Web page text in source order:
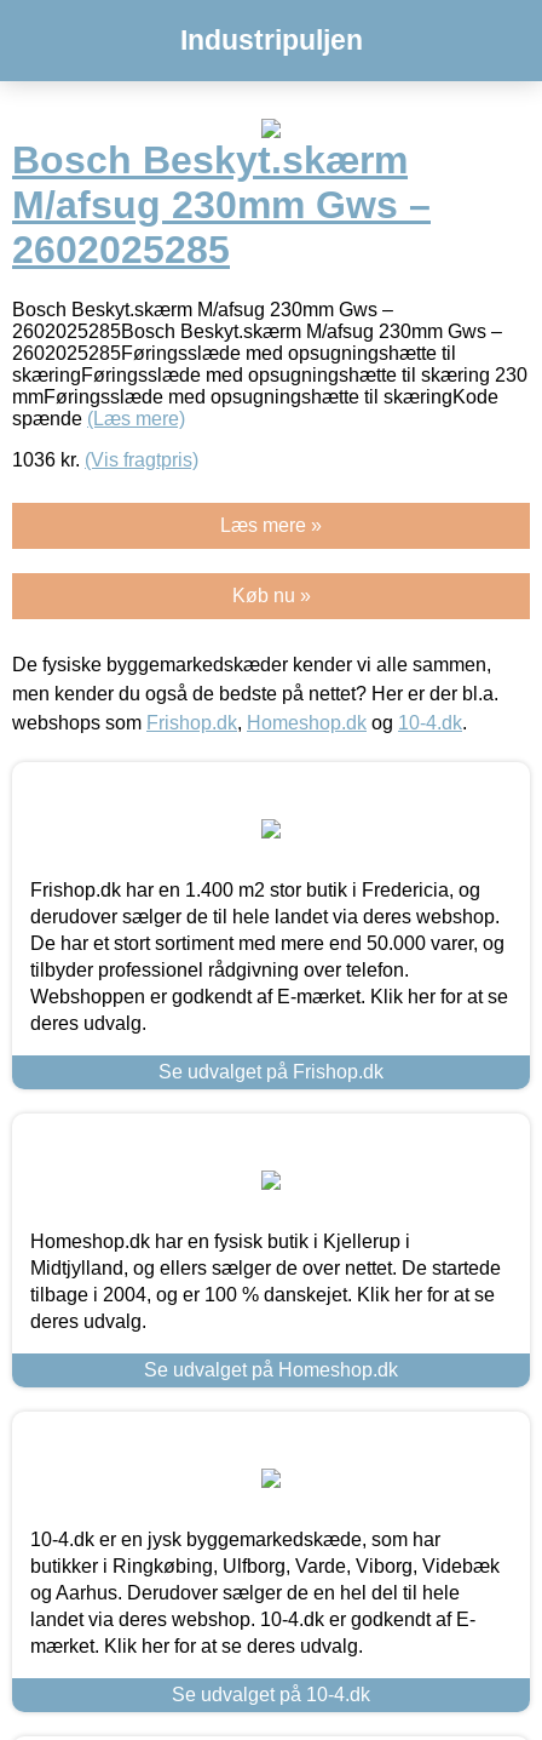
Industripuljen
Bosch Beskyt.skærm
M/afsug 230mm Gws –
2602025285
Bosch Beskyt.skærm M/afsug 230mm Gws –
2602025285Bosch Beskyt.skærm M/afsug 230mm Gws –
2602025285Føringsslæde med opsugningshætte til
skæringFøringsslæde med opsugningshætte til skæring 230
mmFøringsslæde med opsugningshætte til skæringKode
spænde (Læs mere)
1036 kr. (Vis fragtpris)
Læs mere »
Køb nu »
De fysiske byggemarkedskæder kender vi alle sammen,
men kender du også de bedste på nettet? Her er der bl.a.
webshops som Frishop.dk, Homeshop.dk og 10-4.dk.
Frishop.dk har en 1.400 m2 stor butik i Fredericia, og
derudover sælger de til hele landet via deres webshop.
De har et stort sortiment med mere end 50.000 varer, og
tilbyder professionel rådgivning over telefon.
Webshoppen er godkendt af E-mærket. Klik her for at se
deres udvalg.
Se udvalget på Frishop.dk
Homeshop.dk har en fysisk butik i Kjellerup i
Midtjylland, og ellers sælger de over nettet. De startede
tilbage i 2004, og er 100 % danskejet. Klik her for at se
deres udvalg.
Se udvalget på Homeshop.dk
10-4.dk er en jysk byggemarkedskæde, som har
butikker i Ringkøbing, Ulfborg, Varde, Viborg, Videbæk
og Aarhus. Derudover sælger de en hel del til hele
landet via deres webshop. 10-4.dk er godkendt af E-
mærket. Klik her for at se deres udvalg.
Se udvalget på 10-4.dk